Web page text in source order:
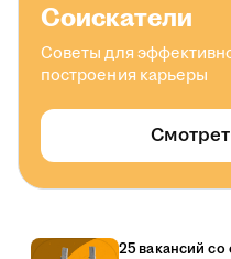
Соискатели
Советы для
построения карьеры
25 вакансий